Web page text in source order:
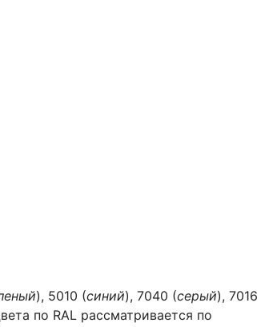
), 5010 (синий), 7040 (серый), 7016
по RAL рассматривается по